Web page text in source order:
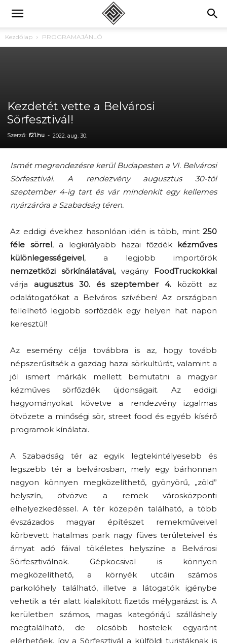
Kezdőlap PROGRAMAJÁNLÓ
Kezdetét vette a Belvárosi
Sörfesztivál!
Szerző: f21.hu - 2022. aug. 30.
Ismét megrendezésre kerül Budapesten a VI. Belvárosi
Sörfesztivál. A rendezvény augusztus 30-tól
szeptember 4-ig tart és vár mindenkit egy kellemes
nyárzáróra a Szabadság téren.
Az eddigi évekhez hasonlóan idén is több, mint250
féle sörrel, a legkirályabb hazai főzdék kézműves
különlegességeivel, a legjobb importőrök
nemzetközi sörkínálatával,vagány FoodTruckokkal
várja augusztus 30. és szeptember 4. között az
odalátogatókat a Belváros szívében! Az országban
fellelhető legjobb sörfőzdék egy helyen hat napon
keresztül!
Az esemény célja továbbra is az, hogy tovább
népszerűsítsék a gazdag hazai sörkultúrát, valamint a
jól ismert márkák mellett bemutatni a magyar
kézműves sörfőzdék újdonságait. Az eddigi
hagyományokat követve a rendezvény izgalmas
ötvözete a minőségi sör, street food és egyéb kísérő
programok kínálatai.
A Szabadság tér az egyik legtekintélyesebb és
legszebb tér a belvárosban, mely egy bárhonnan
nagyon könnyen megközelíthető, gyönyörű, „zöld”
helyszín, ötvözve a remek városközponti
elhelyezkedéssel. A tér közepén található, a több
évszázados magyar építészet remekműveivel
körbevett hatalmas park nagy füves területeivel és
árnyat adó fáival tökéletes helyszíne a Belvárosi
Sörfesztiválnak. Gépkocsival is könnyen
megközelíthető, a környék utcáin számos
parkolóhely található, illetve a látogatók igénybe
vehetik a tér alatt kialakított fizetős mélygarázst is. A
kerületben számos, magas kategóriájú szálláshely
megtalálható, de olcsóbb hostelek egyaránt
elérhetőek, így a Sörfesztivál a külföldi turistáknak is